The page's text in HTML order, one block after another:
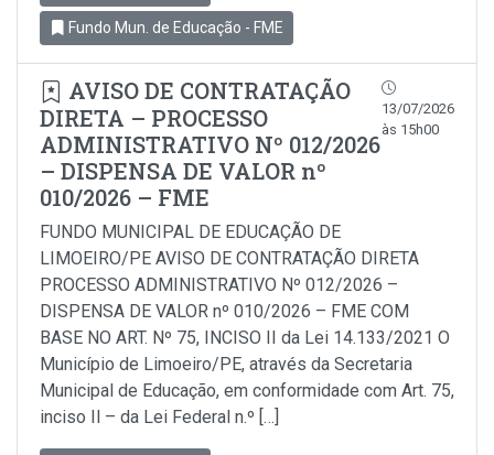
Fundo Mun. de Educação - FME
AVISO DE CONTRATAÇÃO
DIRETA – PROCESSO
ADMINISTRATIVO Nº 012/2026
– DISPENSA DE VALOR nº
010/2026 – FME
13/07/2026
às 15h00
FUNDO MUNICIPAL DE EDUCAÇÃO DE
LIMOEIRO/PE AVISO DE CONTRATAÇÃO DIRETA
PROCESSO ADMINISTRATIVO Nº 012/2026 –
DISPENSA DE VALOR nº 010/2026 – FME COM
BASE NO ART. Nº 75, INCISO II da Lei 14.133/2021 O
Município de Limoeiro/PE, através da Secretaria
Municipal de Educação, em conformidade com Art. 75,
inciso Il – da Lei Federal n.º […]